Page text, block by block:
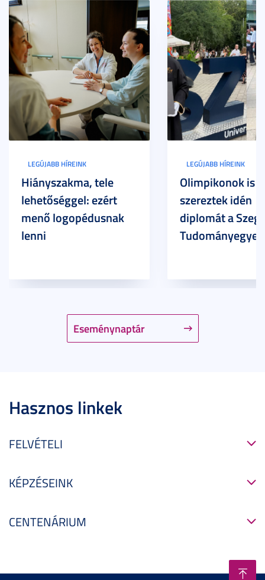
Eseménynaptár
LEGÚJABB HÍREINK
Hiányszakma, tele
lehetőséggel: ezért
menő logopédusnak
lenni
LEGÚJABB HÍREINK
Olimpikonok is
szereztek idén
diplomát a
Hasznos linkek
FELVÉTELI
KÉPZÉSEINK
CENTENÁRIUM